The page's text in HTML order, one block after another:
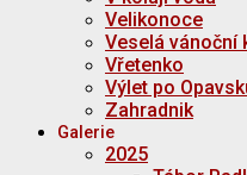
Velikonoce
Veselá vánoční
Vřetenko
Výlet po
Zahradnik
Galerie
2025